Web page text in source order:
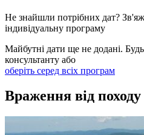
Не знайшли потрібних дат?
індивідуальну програму
Майбутні дати ще не додані.
консультанту або
оберіть серед всіх програм
Враження від походу